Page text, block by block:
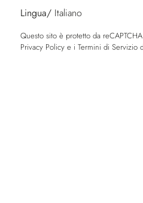
Lingua/ Italiano
Questo sito è protetto da
Privacy Policy e i Termini di Servizio